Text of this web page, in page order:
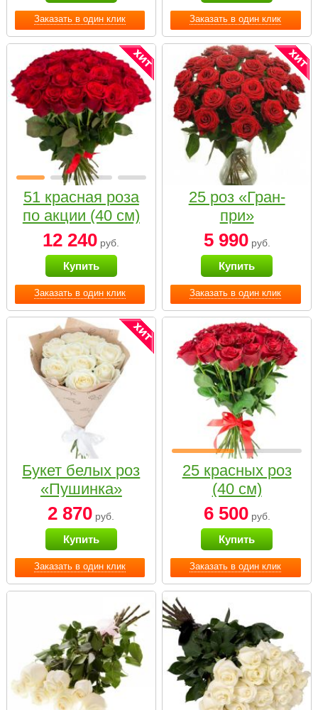
Заказать в один клик Заказать в один клик
Заказать в один клик
51 красная роза
по акции (40 см)
12 240 руб.
Купить
Заказать в один клик
25 роз «Гран-
при»
5 990руб.
Купить
Заказать в один клик
Букет белых роз
«Пушинка»
2 870 руб.
Купить
Заказать в один клик
25 красных роз
(40 см)
6 500руб.
Купить